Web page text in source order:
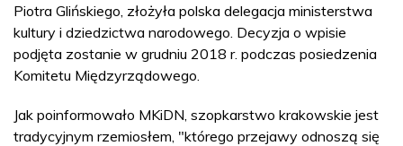
Piotra Glińskiego, złożyła polska delegacja ministerstwa
kultury i dziedzictwa narodowego. Decyzja o wpisie
podjęta zostanie w grudniu 2018 r. podczas posiedzenia
Komitetu Międzyrządowego.
Jak poinformowało MKiDN, szopkarstwo krakowskie jest
tradycyjnym rzemiosłem, "którego przejawy odnoszą się